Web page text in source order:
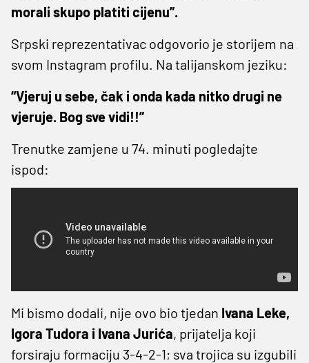
morali skupo platiti cijenu”.
Srpski reprezentativac odgovorio je storijem na
svom Instagram profilu. Na talijanskom jeziku:
“Vjeruj u sebe, čak i onda kada nitko drugi ne
vjeruje. Bog sve vidi!!”
Trenutke zamjene u 74. minuti pogledajte
ispod:
Mi bismo dodali, nije ovo bio tjedan Ivana Leke,
Igora Tudora i Ivana Jurića, prijatelja koji
forsiraju formaciju 3-4-2-1; sva trojica su izgubili